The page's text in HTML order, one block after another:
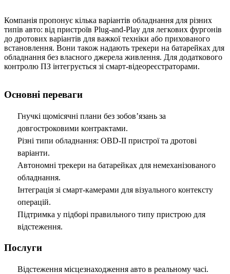
Компанія пропонує кілька варіантів обладнання для різних
типів авто: від пристроїв Plug-and-Play для легкових фургонів
до дротових варіантів для важкої техніки або прихованого
встановлення. Вони також надають трекери на батарейках для
обладнання без власного джерела живлення. Для додаткового
контролю ПЗ інтегрується зі смарт-відеореєстраторами.
Основні переваги
Гнучкі щомісячні плани без зобов’язань за
довгостроковими контрактами.
Різні типи обладнання: OBD-II пристрої та дротові
варіанти.
Автономні трекери на батарейках для немеханізованого
обладнання.
Інтеграція зі смарт-камерами для візуального контексту
операцій.
Підтримка у підборі правильного типу пристрою для
відстеження.
Послуги
Відстеження місцезнаходження авто в реальному часі.